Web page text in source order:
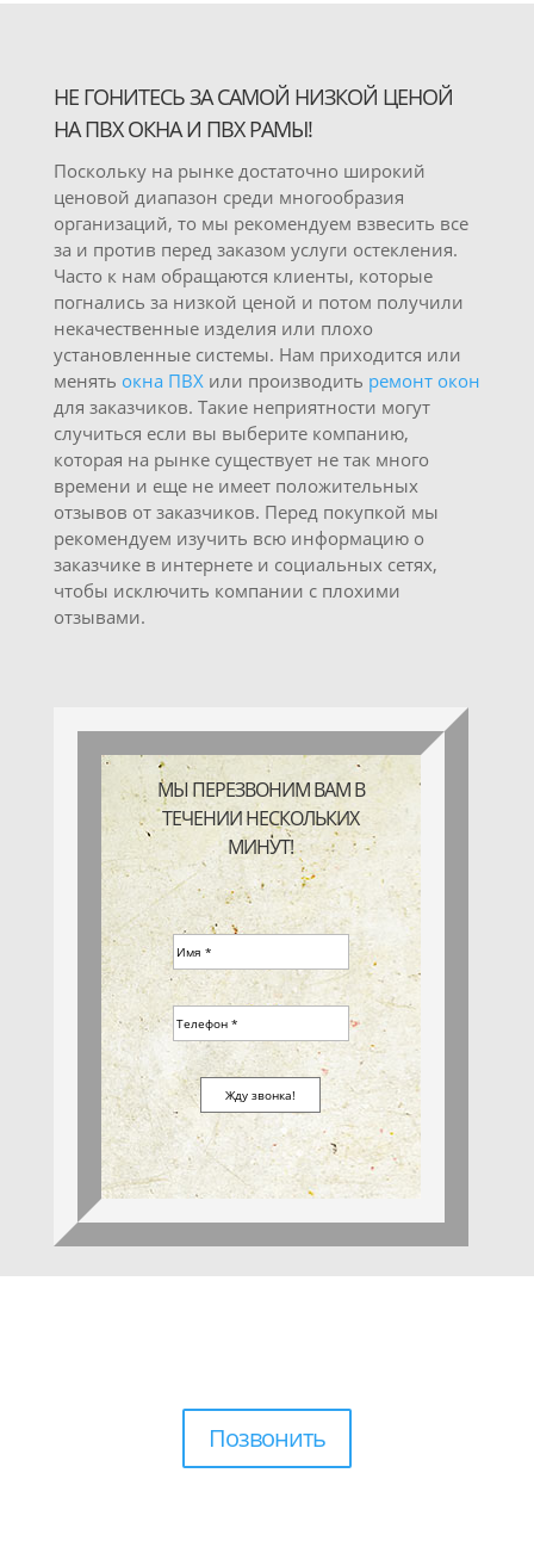
НЕ ГОНИТЕСЬ ЗА САМОЙ НИЗКОЙ ЦЕНОЙ
НА ПВХ ОКНА И ПВХ РАМЫ!
Поскольку на рынке достаточно широкий
ценовой диапазон среди многообразия
организаций, то мы рекомендуем взвесить все
за и против перед заказом услуги остекления.
Часто к нам обращаются клиенты, которые
погнались за низкой ценой и потом получили
некачественные изделия или плохо
установленные системы. Нам приходится или
менять окна ПВХили производить ремонт окон
для заказчиков. Такие неприятности могут
случиться если вы выберите компанию,
которая на рынке существует не так много
времени и еще не имеет положительных
отзывов от заказчиков. Перед покупкой мы
рекомендуем изучить всю информацию о
заказчике в интернете и социальных сетях,
чтобы исключить компании с плохими
отзывами.
МЫ ПЕРЕЗВОНИМ ВАМ В
ТЕЧЕНИИ НЕСКОЛЬКИХ
МИНУТ!
Позвонить